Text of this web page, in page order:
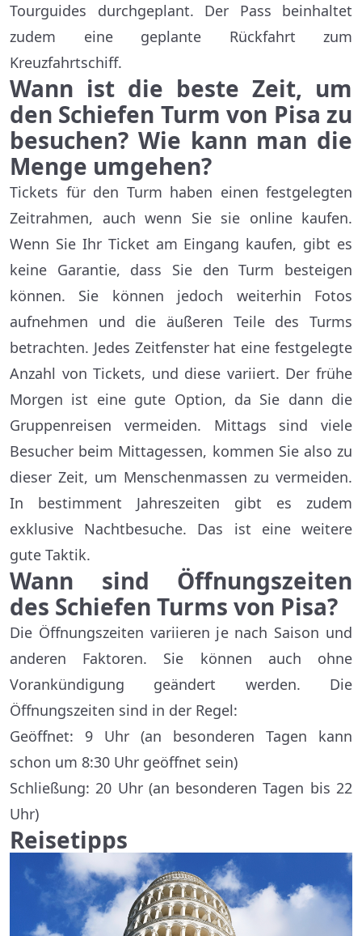
Tourguides durchgeplant. Der Pass beinhaltet
zudem eine geplante Rückfahrt zum
Kreuzfahrtschiff.
Wann ist die beste Zeit, um
den Schiefen Turm von Pisa zu
besuchen? Wie kann man die
Menge umgehen?
Tickets für den Turm haben einen festgelegten
Zeitrahmen, auch wenn Sie sie online kaufen.
Wenn Sie Ihr Ticket am Eingang kaufen, gibt es
keine Garantie, dass Sie den Turm besteigen
können. Sie können jedoch weiterhin Fotos
aufnehmen und die äußeren Teile des Turms
betrachten. Jedes Zeitfenster hat eine festgelegte
Anzahl von Tickets, und diese variiert. Der frühe
Morgen ist eine gute Option, da Sie dann die
Gruppenreisen vermeiden. Mittags sind viele
Besucher beim Mittagessen, kommen Sie also zu
dieser Zeit, um Menschenmassen zu vermeiden.
In bestimment Jahreszeiten gibt es zudem
exklusive Nachtbesuche. Das ist eine weitere
gute Taktik.
Wann sind Öffnungszeiten
des Schiefen Turms von Pisa?
Die Öffnungszeiten variieren je nach Saison und
anderen Faktoren. Sie können auch ohne
Vorankündigung geändert werden. Die
Öffnungszeiten sind in der Regel:
Geöffnet: 9 Uhr (an besonderen Tagen kann
schon um 8:30 Uhr geöffnet sein)
Schließung: 20 Uhr (an besonderen Tagen bis 22
Uhr)
Reisetipps